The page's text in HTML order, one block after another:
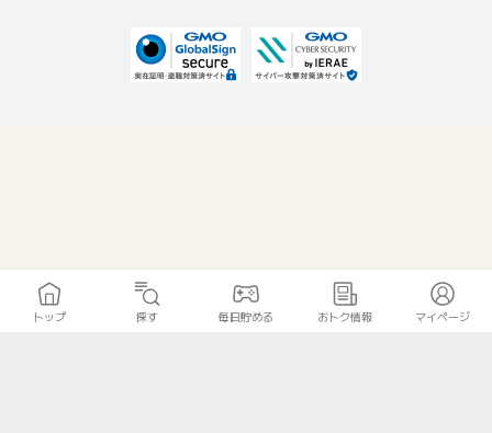
トップ 探す 毎日貯める おトク情報 マイページ